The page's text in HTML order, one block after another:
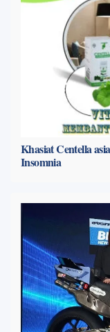
Khasiat Centella
Insomnia